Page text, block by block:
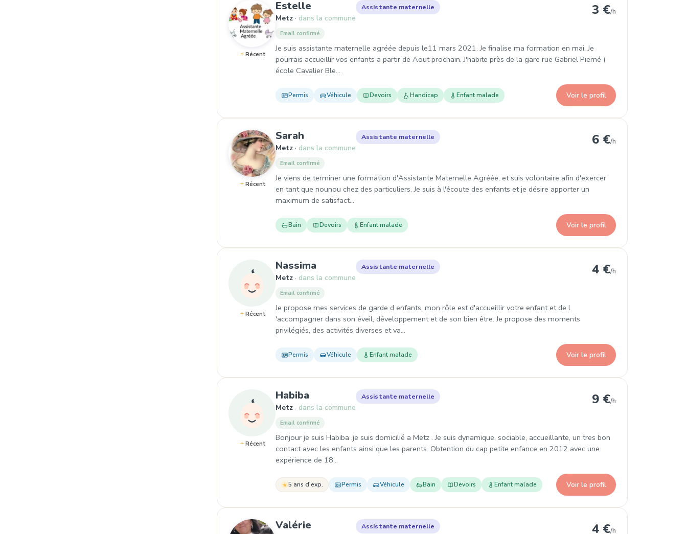
Récent
Estelle , Assistante maternelle à Metz
Metz dans la commune
Assistante maternelle 3 €/h
Email confirmé
Je suis assistante maternelle agréée depuis le11 mars 2021. Je finalise ma formation en mai. Je
pourrais accueillir vos enfants a partir de Aout prochain. J'habite près de la gare rue Gabriel Pierné (
école Cavalier Ble…
Permis Véhicule Devoirs Handicap Enfant malade Voir le profil
Récent
Sarah , Assistante maternelle à Metz
Metz dans la commune
Assistante maternelle 6 €/h
Email confirmé
Je viens de terminer une formation d'Assistante Maternelle Agréée, et suis volontaire afin d'exercer
en tant que nounou chez des particuliers. Je suis à l'écoute des enfants et je désire apporter un
maximum de satisfact…
Bain Devoirs Enfant malade Voir le profil
Récent
Nassima , Assistante maternelle à Metz
Metz dans la commune
Assistante maternelle 4 €/h
Email confirmé
Je propose mes services de garde d enfants, mon rôle est d'accueillir votre enfant et de l
'accompagner dans son éveil, développement et de son bien être. Je propose des moments
privilégiés, des activités diverses et va…
Permis Véhicule Enfant malade Voir le profil
Récent
Habiba , Assistante maternelle à Metz
Metz dans la commune
Assistante maternelle 9 €/h
Email confirmé
Bonjour je suis Habiba ,je suis domicilié a Metz . Je suis dynamique, sociable, accueillante, un tres bon
contact avec les enfants ainsi que les parents. Obtention du cap petite enfance en 2012 avec une
expérience de 18…
5 ans d'exp. Permis Véhicule Bain Devoirs Enfant malade Voir le profil
Valérie , Assistante maternelle à Metz
Assistante maternelle 4 €/h